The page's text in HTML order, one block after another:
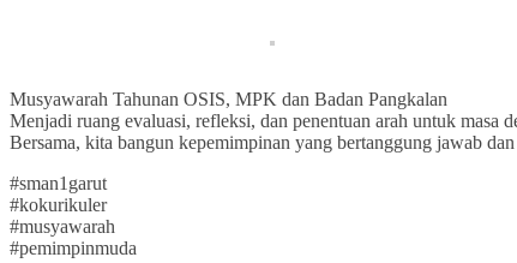
Musyawarah Tahunan OSIS, MPK dan Badan Pangkalan
Menjadi ruang evaluasi, refleksi, dan penentuan arah untuk masa
Bersama, kita bangun kepemimpinan yang bertanggung jawab
#sman1garut
#kokurikuler
#musyawarah
#pemimpinmuda